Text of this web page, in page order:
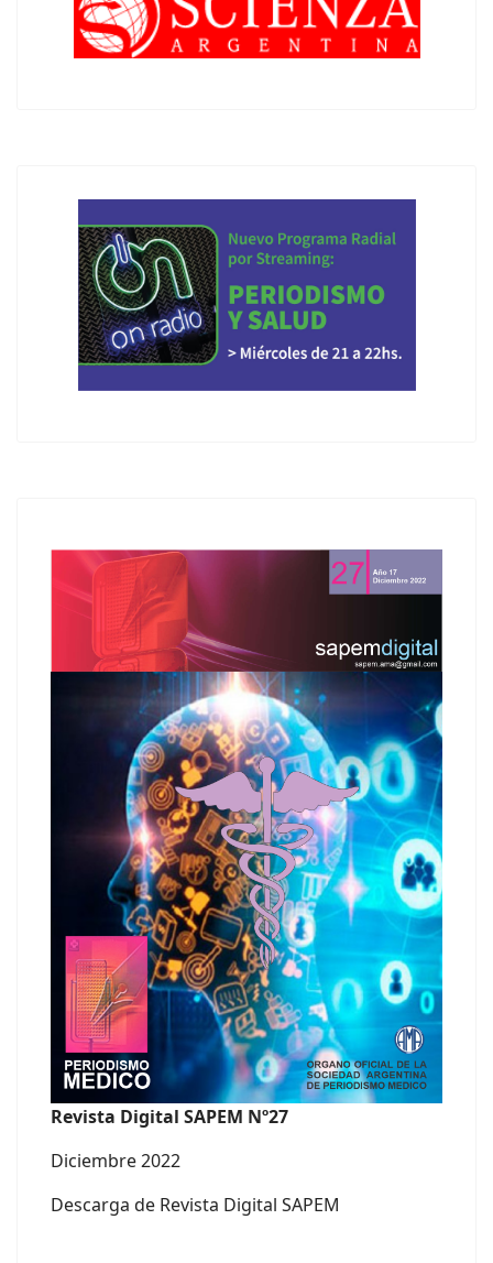
Revista Digital SAPEM Nº27
Diciembre 2022
Descarga de Revista Digital SAPEM